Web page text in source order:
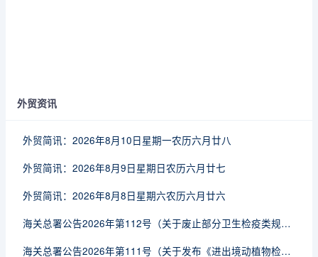
外贸资讯
外贸简讯：2026年8月10日星期一农历六月廿八
外贸简讯：2026年8月9日星期日农历六月廿七
外贸简讯：2026年8月8日星期六农历六月廿六
海关总署公告2026年第112号（关于废止部分卫生检疫类规范性文件的公告）
海关总署公告2026年第111号（关于发布《进出境动植物检疫处理监督管理工作规定》《进出境卫生处理监督管理工作规定》的公告）